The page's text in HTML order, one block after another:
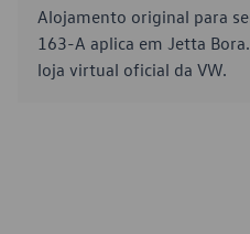
Alojamento original para
163-A aplica em Jetta
loja virtual oficial da VW.